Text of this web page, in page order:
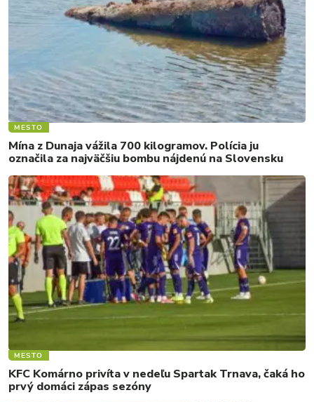
MESTO
Mína z Dunaja vážila 700 kilogramov. Polícia ju
označila za najväčšiu bombu nájdenú na Slovensku
MESTO
KFC Komárno privíta v nedeľu Spartak Trnava, čaká ho
prvý domáci zápas sezóny